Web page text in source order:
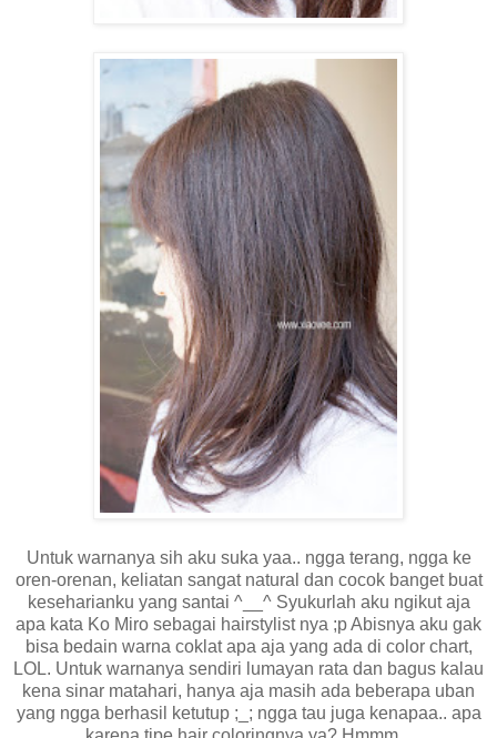
Untuk warnanya sih aku suka yaa.. ngga terang, ngga ke
oren-orenan, keliatan sangat natural dan cocok banget buat
keseharianku yang santai ^__^ Syukurlah aku ngikut aja
apa kata Ko Miro sebagai hairstylist nya ;p Abisnya aku gak
bisa bedain warna coklat apa aja yang ada di color chart,
LOL. Untuk warnanya sendiri lumayan rata dan bagus kalau
kena sinar matahari, hanya aja masih ada beberapa uban
yang ngga berhasil ketutup ;_; ngga tau juga kenapaa.. apa